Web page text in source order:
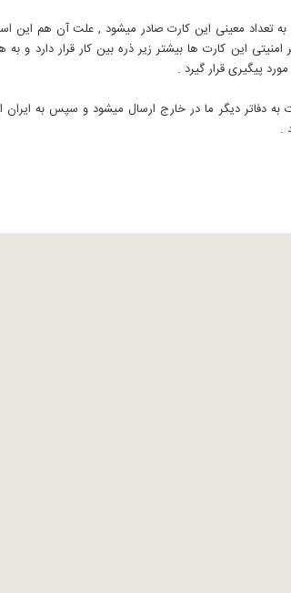
تعداد معینی این کارت صادر میشود , علت آن هم این
این کارت ها بیشتر زیر ذره بین کار قرار دارد و به
پیگیری قرار گیرد .
به دفاتر دیگر ما در خارج ارسال میشود و سپس به ایران
.